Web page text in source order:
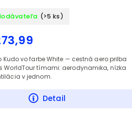
(>5 ks)
Detail
Kudo vo farbe White — cestná aero prilba
WorldTour tímami: aerodynamika, nízka
v jednom.